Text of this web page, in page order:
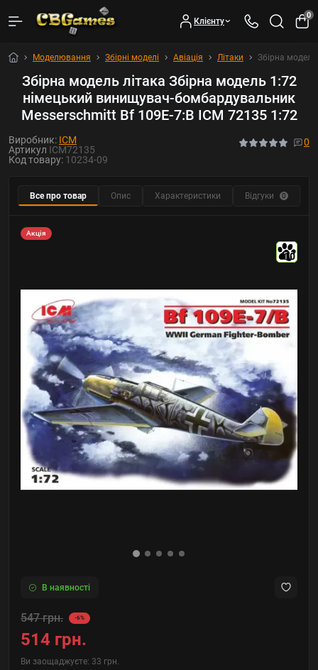
Клієнту
0
Моделювання Збірні моделі Авіація Літаки Збірна
Збірна модель літака Збірна модель 1:72
німецький винищувач-бомбардувальник
Messerschmitt Bf 109E-7:B ICM 72135 1:72
Виробник: ICM
Артикул ICM72135
Код товару: 10234-09
0
Все про товар Опис Характеристики Відгуки 0
Акція
10
В наявності
547 грн. -6%
514 грн.
Ви заощаджуєте: 33 грн.